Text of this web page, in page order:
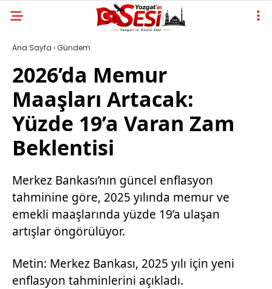
Ana Sayfa ›Gündem
2026’da Memur
Maaşları Artacak:
Yüzde 19’a Varan Zam
Beklentisi
Merkez Bankası’nın güncel enflasyon
tahminine göre, 2025 yılında memur ve
emekli maaşlarında yüzde 19’a ulaşan
artışlar öngörülüyor.
Metin: Merkez Bankası, 2025 yılı için yeni
enflasyon tahminlerini açıkladı.